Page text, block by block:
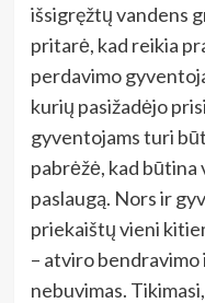
išsigręžtų vandens
pritarė, kad reikia
perdavimo
kurių pasižadėjo
gyventojams turi
pabrėžė, kad
paslaugą. Nors ir
priekaištų vieni
– atviro
nebuvimas.